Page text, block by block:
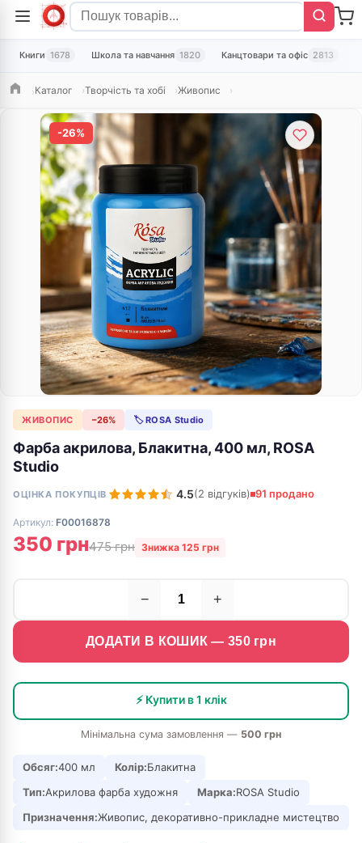
Книги 1678 Школа та навчання 1820 Канцтовари та офіс 2813
ГоловнаКаталог Творчість та хобі Живопис
-26%
ЖИВОПИС −26% 🏷 ROSA Studio
Фарба акрилова, Блакитна, 400 мл, ROSA
Studio
ОЦІНКА ПОКУПЦІВ 4.5(2 відгуків) 91 продано
Артикул: F00016878
350 грн475 грн Знижка 125 грн
− +
ДОДАТИ В КОШИК — 350грн
⚡ Купити в 1 клік
Мінімальна сума замовлення — 500 грн
Обсяг:400 мл Колір:Блакитна
Тип:Акрилова фарба художня Марка:ROSA Studio
Призначення:Живопис, декоративно-прикладне мистецтво